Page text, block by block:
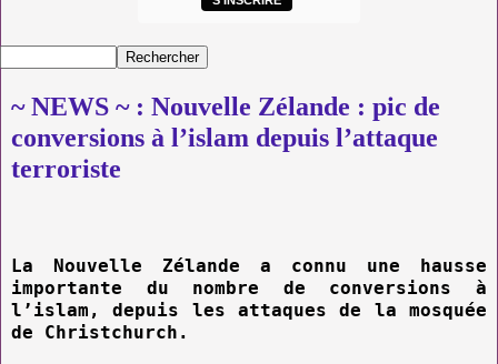
~ NEWS ~ : Nouvelle Zélande : pic de
conversions à l’islam depuis l’attaque
terroriste
La Nouvelle Zélande a connu une hausse
importante du nombre de conversions à
l’islam, depuis les attaques de la mosquée
de Christchurch.